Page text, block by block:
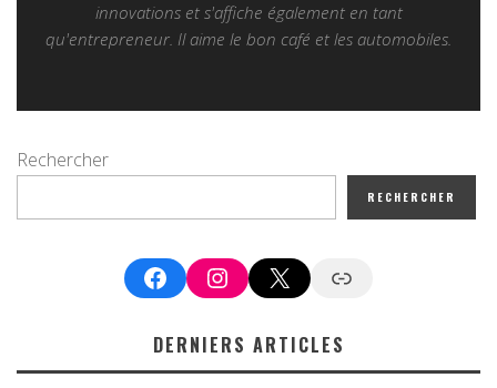
innovations et s'affiche également en tant
qu'entrepreneur. Il aime le bon café et les automobiles.
Rechercher
RECHERCHER
FacebookInstagram
X Google News
DERNIERS ARTICLES